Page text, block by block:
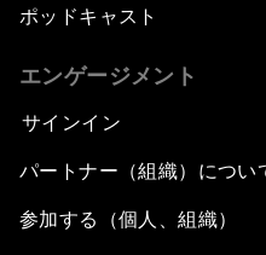
ポッドキャスト
エンゲージメント
サインイン
パートナー（組織）につい
参加する（個人、組織）